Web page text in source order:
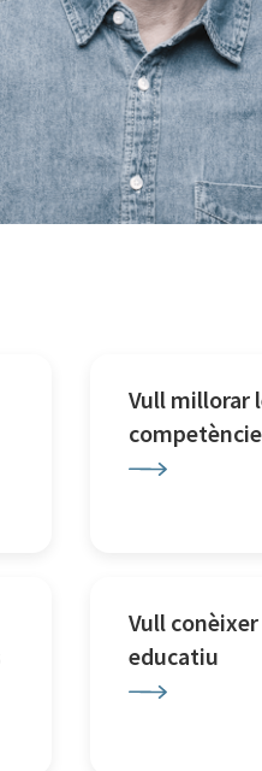
Vull millorar
Vull
educatiu